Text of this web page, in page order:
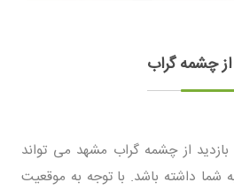
از چشمه گراب
از چشمه گراب مشهد می تواند
شما داشته باشد. با توجه به موقعیت